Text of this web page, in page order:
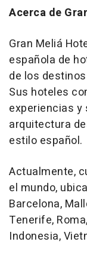
Acerca de
Gran Meliá
española de
de los
Sus hoteles
experiencias
arquitectura
estilo español.
Actualmente,
el mundo,
Barcelona,
Tenerife,
Indonesia,